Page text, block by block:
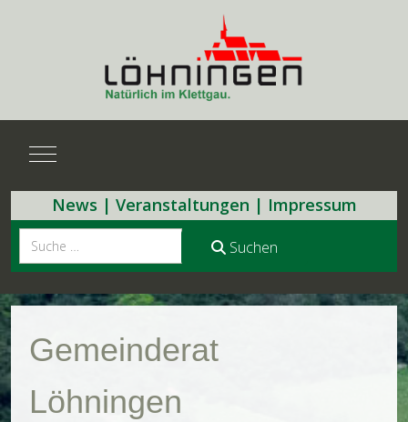
Mobile Menu Toggle
News | Veranstaltungen | Impressum
Suchen
Suchen
Gemeinderat
Löhningen